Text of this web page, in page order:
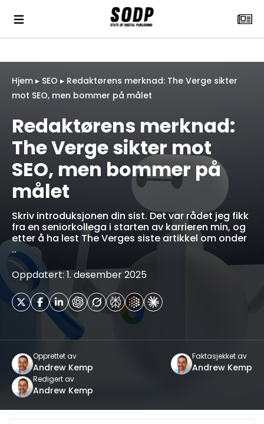
Hjem ▸ SEO ▸ Redaktørens merknad: The Verge sikter
mot SEO, men bommer på målet
Redaktørens merknad:
The Verge sikter mot
SEO, men bommer på
målet
Skriv introduksjonen din sist. Det var rådet jeg fikk
fra en seniorkollega i starten av karrieren min, og
etter å ha lest The Verges siste artikkel om onder
..
Oppdatert: 1. desember 2025
Opprettet av
Andrew Kemp
Faktasjekket av
Andrew Kemp
Redigert av
Andrew Kemp